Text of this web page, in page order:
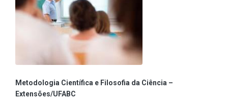
Metodologia Científica e Filosofia da Ciência –
Extensões/UFABC